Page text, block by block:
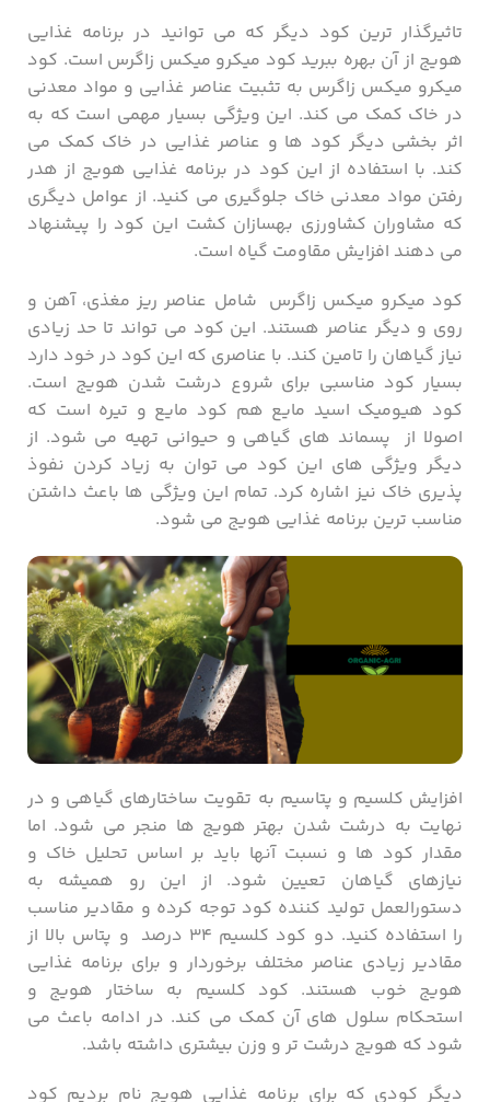
تاثیرگذار ترین کود دیگر که می توانید در برنامه غذایی
هویج از آن بهره ببرید کود میکرو میکس زاگرس است. کود
میکرو میکس زاگرس به تثبیت عناصر غذایی و مواد معدنی
در خاک کمک می کند. این ویژگی بسیار مهمی است که به
اثر بخشی دیگر کود ها و عناصر غذایی در خاک کمک می
کند. با استفاده از این کود در برنامه غذایی هویج از هدر
رفتن مواد معدنی خاک جلوگیری می کنید. از عوامل دیگری
که مشاوران کشاورزی بهسازان کشت این کود را پیشنهاد
می دهند افزایش مقاومت گیاه است.
کود میکرو میکس زاگرس شامل عناصر ریز مغذی، آهن و
روی و دیگر عناصر هستند. این کود می تواند تا حد زیادی
نیاز گیاهان را تامین کند. با عناصری که این کود در خود دارد
بسیار کود مناسبی برای شروع درشت شدن هویج است.
کود هیومیک اسید مایع هم کود مایع و تیره است که
اصولا از پسماند های گیاهی و حیوانی تهیه می شود. از
دیگر ویژگی های این کود می توان به زیاد کردن نفوذ
پذیری خاک نیز اشاره کرد. تمام این ویژگی ها باعث داشتن
مناسب ترین برنامه غذایی هویج می شود.
افزایش کلسیم و پتاسیم به تقویت ساختارهای گیاهی و در
نهایت به درشت شدن بهتر هویج‌ ها منجر می شود. اما
مقدار کود ها و نسبت آنها باید بر اساس تحلیل خاک و
نیازهای گیاهان تعیین شود. از این رو همیشه به
دستورالعمل تولید کننده کود توجه کرده و مقادیر مناسب
را استفاده کنید. دو کود کلسیم ۳۴ درصد و پتاس بالا از
مقادیر زیادی عناصر مختلف برخوردار و برای برنامه غذایی
هویج خوب هستند. کود کلسیم به ساختار هویج و
استحکام سلول های آن کمک می کند. در ادامه باعث می
شود که هویج درشت تر و وزن بیشتری داشته باشد.
دیگر کودی که برای برنامه غذایی هویج نام بردیم کود